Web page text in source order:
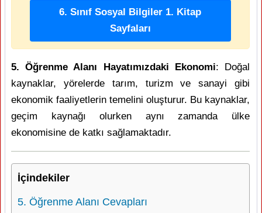
6. Sınıf Sosyal Bilgiler 1. Kitap
Sayfaları
5. Öğrenme Alanı Hayatımızdaki Ekonomi: Doğal
kaynaklar, yörelerde tarım, turizm ve sanayi gibi
ekonomik faaliyetlerin temelini oluşturur. Bu kaynaklar,
geçim kaynağı olurken aynı zamanda ülke
ekonomisine de katkı sağlamaktadır.
İçindekiler
5. Öğrenme Alanı Cevapları